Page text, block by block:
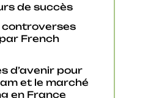
de succès
controverses
French
d’avenir pour
et le marché
en France